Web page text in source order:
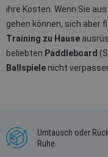
ihre Kosten. Wenn Sie
gehen können, sich aber
Training zu Hause
beliebten Paddleboard
Ballspielenicht
Umtausch oder
Ruhe.